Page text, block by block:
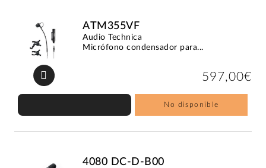
ATM355VF
Audio Technica
Micrófono condensador para...
597,00€
No disponible
4080 DC-D-B00